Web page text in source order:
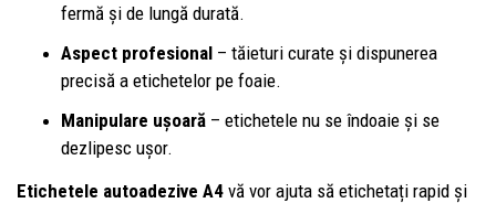
fermă și de lungă durată.
Aspect profesional – tăieturi curate și dispunerea
precisă a etichetelor pe foaie.
Manipulare ușoară – etichetele nu se îndoaie și se
dezlipesc ușor.
Etichetele autoadezive A4 vă vor ajuta să etichetați rapid și